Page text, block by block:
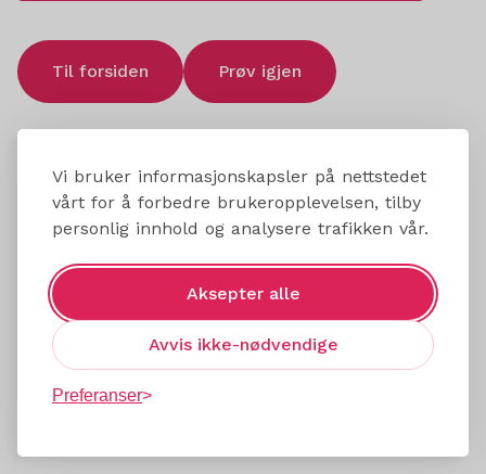
Vi bruker informasjonskapsler på nettstedet
vårt for å forbedre brukeropplevelsen, tilby
personlig innhold og analysere trafikken vår.
Aksepter alle
Avvis ikke-nødvendige
Preferanser
Til forsiden Prøv igjen